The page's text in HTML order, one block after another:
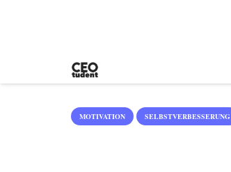
MOTIVATION SELBSTVERBESSERUNG